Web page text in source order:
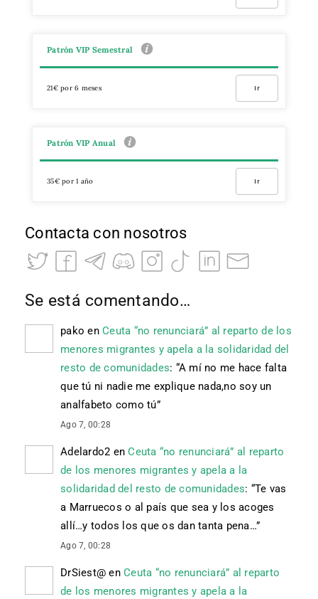
Patrón VIP Semestral
21€ por 6 meses Ir
Patrón VIP Anual
35€ por 1 año Ir
Contacta con nosotros
Se está comentando…
pako en Ceuta “no renunciará” al reparto de los
menores migrantes y apela a la solidaridad del
resto de comunidades: “A mí no me hace falta
que tú ni nadie me explique nada,no soy un
analfabeto como tú”
Ago 7, 00:28
Adelardo2 enCeuta “no renunciará” al reparto
de los menores migrantes y apela a la
solidaridad del resto de comunidades: “Te vas
a Marruecos o al país que sea y los acoges
allí…y todos los que os dan tanta pena…”
Ago 7, 00:28
DrSiest@ en Ceuta “no renunciará” al reparto
de los menores migrantes y apela a la